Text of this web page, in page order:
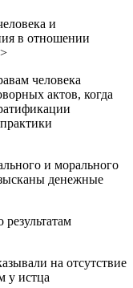
и
в отношении
человека
актов, когда
и морального
денежные
на отсутствие
у истца